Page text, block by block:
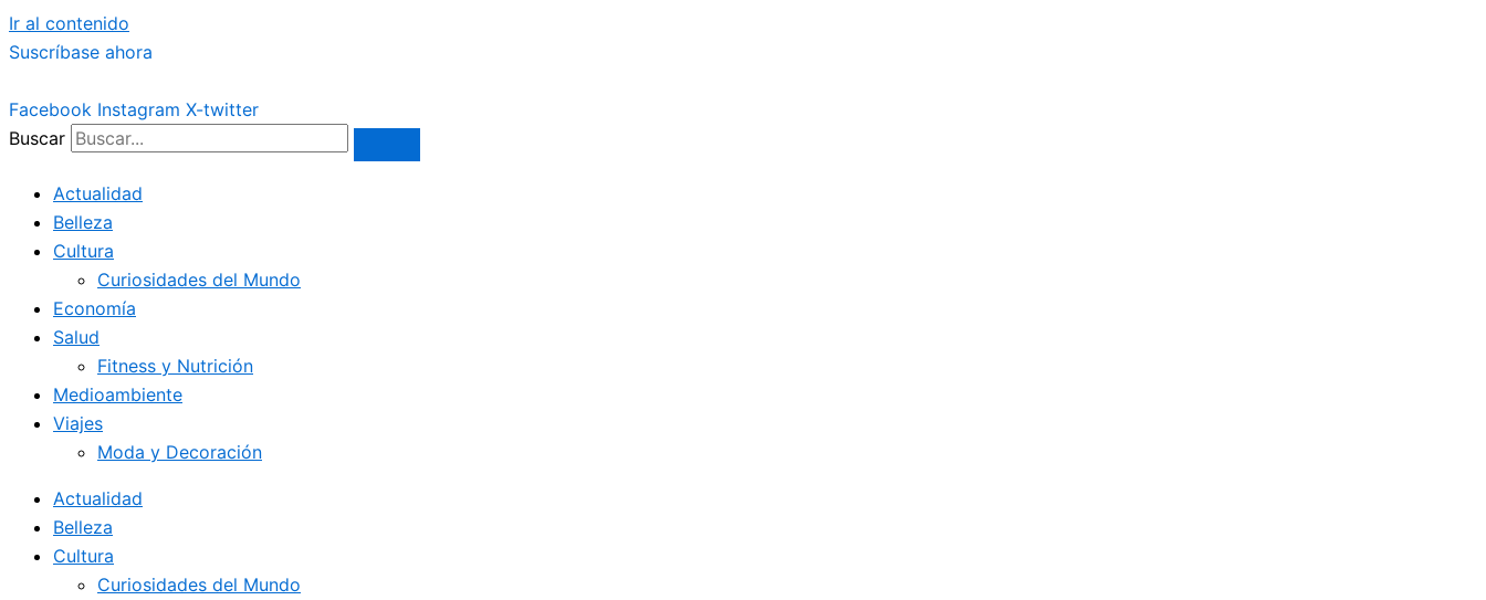
Ir al contenido
Suscríbase ahora
Facebook Instagram X-twitter
Buscar
Actualidad
Belleza
Cultura
Curiosidades del Mundo
Economía
Salud
Fitness y Nutrición
Medioambiente
Viajes
Moda y Decoración
Actualidad
Belleza
Cultura
Curiosidades del Mundo